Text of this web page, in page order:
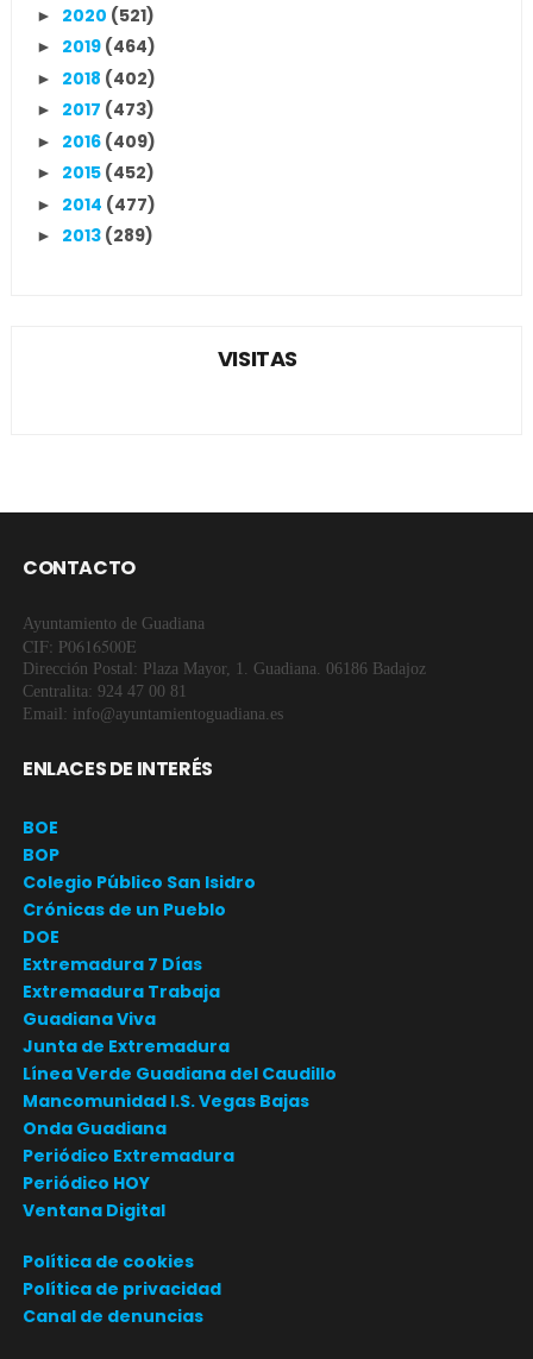
► 2020 (521)
► 2019 (464)
► 2018 (402)
► 2017 (473)
► 2016 (409)
► 2015 (452)
► 2014 (477)
► 2013 (289)
VISITAS
CONTACTO
Ayuntamiento de Guadiana
CIF: P0616500E
Dirección Postal: Plaza Mayor, 1. Guadiana. 06186 Badajoz
Centralita: 924 47 00 81
Email: info@ayuntamientoguadiana.es
ENLACES DE INTERÉS
BOE
BOP
Colegio Público San Isidro
Crónicas de un Pueblo
DOE
Extremadura 7 Días
Extremadura Trabaja
Guadiana Viva
Junta de Extremadura
Línea Verde Guadiana del Caudillo
Mancomunidad I.S. Vegas Bajas
Onda Guadiana
Periódico Extremadura
Periódico HOY
Ventana Digital
Política de cookies
Política de privacidad
Canal de denuncias